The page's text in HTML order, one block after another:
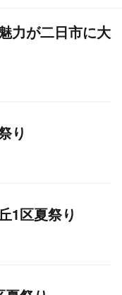
力が二日市に大
り
1区夏祭り